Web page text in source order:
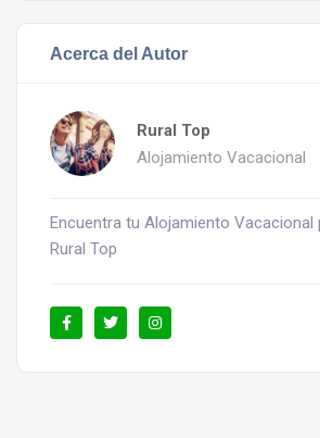
Acerca del Autor
Rural Top
Alojamiento Vacacional
Encuentra tu Alojamiento
Rural Top